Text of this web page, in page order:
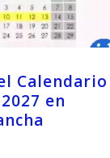
Calendario
en